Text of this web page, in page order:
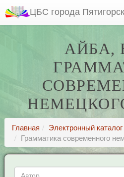
ЦБС города
АЙБА,
Главная
Электронный каталог
Грамматика современного